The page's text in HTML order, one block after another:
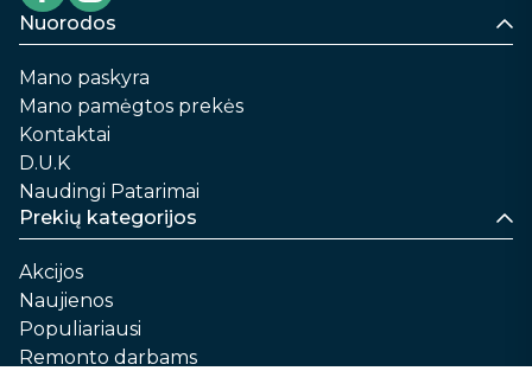
Nuorodos
Mano paskyra
Mano pamėgtos prekės
Kontaktai
D.U.K
Naudingi Patarimai
Prekių kategorijos
Akcijos
Naujienos
Populiariausi
Remonto darbams